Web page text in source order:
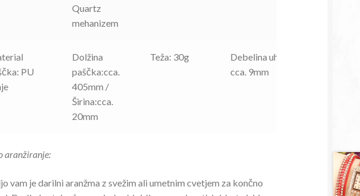
Quartz
mehanizem
PU
Dolžina
paščka:cca.
405mm /
Širina:cca.
20mm
Teža: 30g
Debelina uhišja:
cca. 9mm
aranžiranje:
vam je darilni aranžma z svežim ali umetnim cvetjem za končno